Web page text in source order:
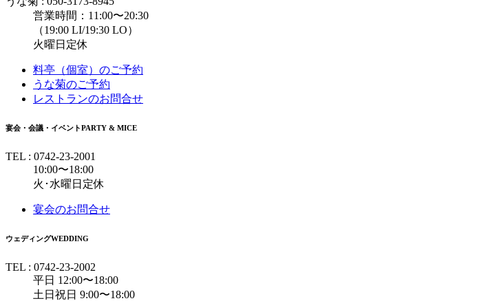
営業時間：11:00〜20:30
（19:00 LI/19:30 LO）
火曜日定休
料亭（個室）のご予約
うな菊のご予約
レストランのお問合せ
宴会・会議・イベントPARTY & MICE
TEL : 0742-23-2001
10:00〜18:00
火･水曜日定休
宴会のお問合せ
ウェディングWEDDING
TEL : 0742-23-2002
平日 12:00〜18:00
土日祝日 9:00〜18:00